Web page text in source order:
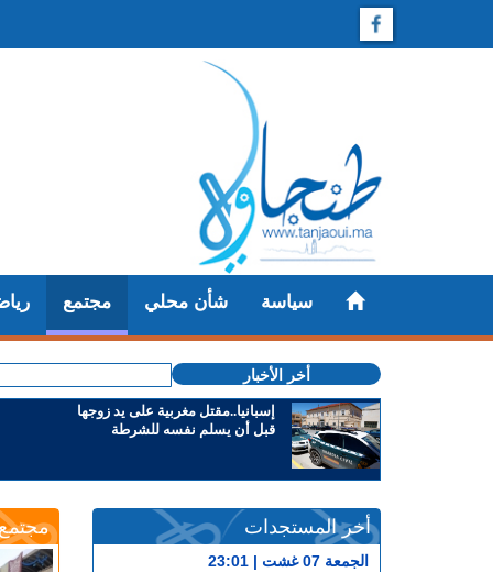
مجتمع شأن محلي سياسة
أخر الأخبار
إسبانيا..مقتل مغربية على يد زوجها
قبل أن يسلم نفسه للشرطة
مجتمع أخر المستجدات
الجمعة 07 غشت | 23:01